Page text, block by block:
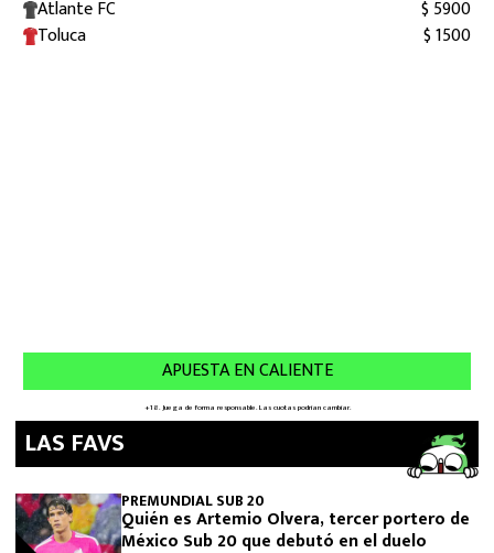
LAS FAVS
PREMUNDIAL SUB 20
Quién es Artemio Olvera, tercer portero de
México Sub 20 que debutó en el duelo